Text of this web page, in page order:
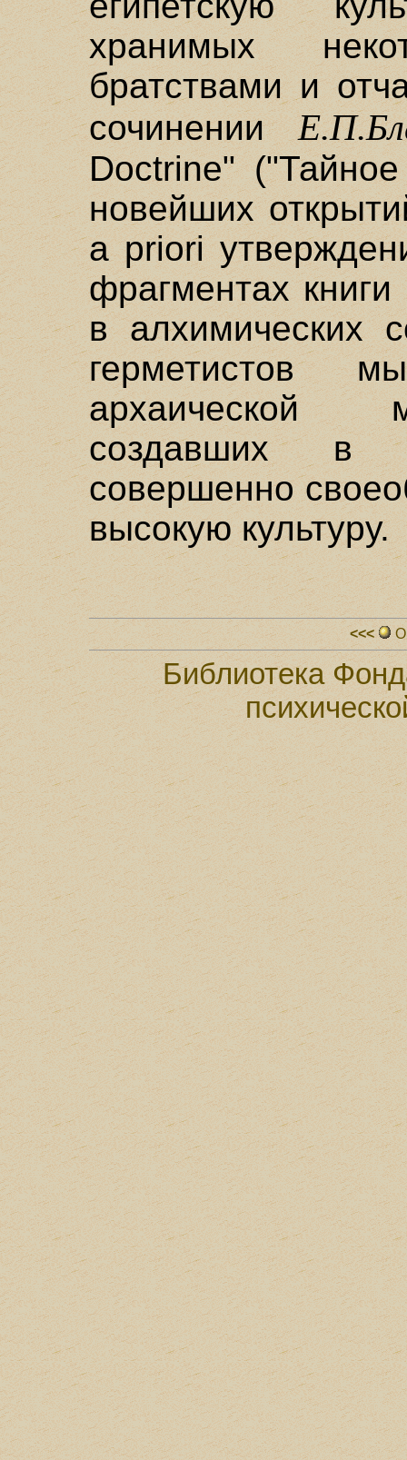
хранимых
братствами и
сочинении
Doctrine"
новейших
a priori
фрагментах
в алхимических
герметистов
архаической
создавших в
совершенно
высокую культуру.
<<<
Библиотека